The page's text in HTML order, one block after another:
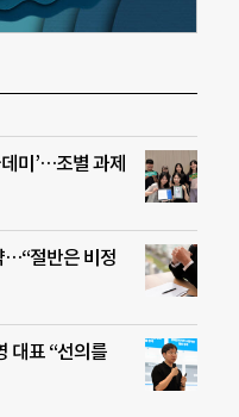
미’…조별 과제
…“절반은 비정
대표 “선의를